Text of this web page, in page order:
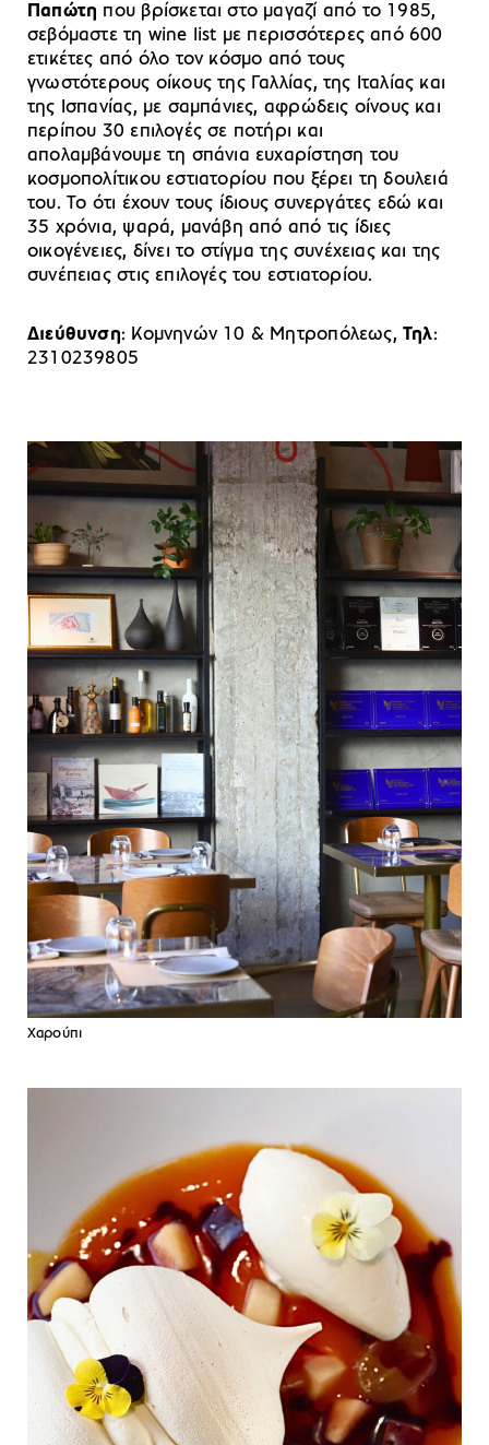
Παπώτη που βρίσκεται στο μαγαζί από το 1985,
σεβόμαστε τη wine list με περισσότερες από 600
ετικέτες από όλο τον κόσμο από τους
γνωστότερους οίκους της Γαλλίας, της Ιταλίας και
της Ισπανίας, με σαμπάνιες, αφρώδεις οίνους και
περίπου 30 επιλογές σε ποτήρι και
απολαμβάνουμε τη σπάνια ευχαρίστηση του
κοσμοπολίτικου εστιατορίου που ξέρει τη δουλειά
του. Το ότι έχουν τους ίδιους συνεργάτες εδώ και
35 χρόνια, ψαρά, μανάβη από από τις ίδιες
οικογένειες, δίνει το στίγμα της συνέχειας και της
συνέπειας στις επιλογές του εστιατορίου.
Διεύθυνση: Kομνηνών 10 & Μητροπόλεως, Τηλ:
2310239805
Χαρούπι